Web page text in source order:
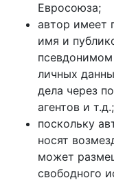
Евросоюза;
автор имеет
имя и
личных
дела через
агентов и т.д.;
поскольку
носят
может
свободного